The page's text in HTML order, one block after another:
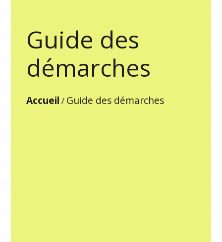
Guide des
démarches
Accueil / Guide des démarches